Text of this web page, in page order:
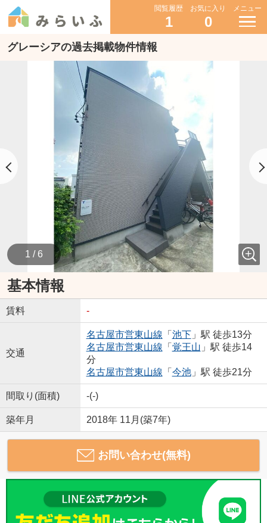
閲覧履歴
1
お気に入り
0
メニュー
グレーシアの過去掲載物件情報
1 / 6
基本情報
賃料 -
交通
名古屋市営東山線 「 池下」駅 徒歩13分
名古屋市営東山線 「 覚王山 」駅 徒歩14
分
名古屋市営東山線 「 今池」駅 徒歩21分
間取り(面積) -(-)
築年月 2018年 11月(築7年)
お問い合わせ(無料)